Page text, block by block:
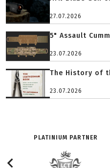
27.07.2026
5" Assault
23.07.2026
The History of
23.07.2026
PLATINIUM PARTNER